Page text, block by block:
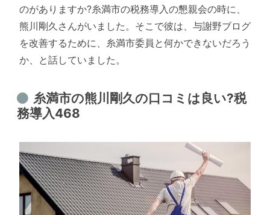
のがありますか?糸満市の税務導入の懇親会の時に、
熊川剛久さんがいました。そこで彼は、与謝野ブログ
を改善するために、糸満市委員と何かできないだろう
か、と話していました。
糸満市の熊川剛久の口コミは良い?税
務導入468